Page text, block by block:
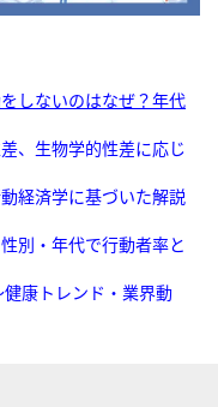
しないのはなぜ？年代
、生物学的性差に応じ
経済学に基づいた解説
別・年代で行動者率と
康トレンド・業界動